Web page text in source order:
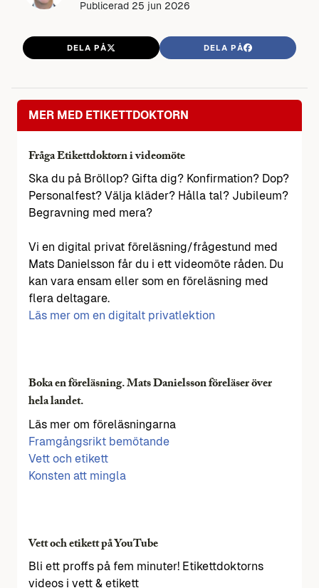
Publicerad 25 jun 2026
DELA PÅ DELA PÅ
MER MED ETIKETTDOKTORN
Fråga Etikettdoktorn i videomöte
Ska du på Bröllop? Gifta dig? Konfirmation? Dop?
Personalfest? Välja kläder? Hålla tal? Jubileum?
Begravning med mera?
Vi en digital privat föreläsning/frågestund med
Mats Danielsson får du i ett videomöte råden. Du
kan vara ensam eller som en föreläsning med
flera deltagare.
Läs mer om en digitalt privatlektion
Boka en föreläsning. Mats Danielsson föreläser över
hela landet.
Läs mer om föreläsningarna
Framgångsrikt bemötande
Vett och etikett
Konsten att mingla
Vett och etikett på YouTube
Bli ett proffs på fem minuter! Etikettdoktorns
videos i vett & etikett